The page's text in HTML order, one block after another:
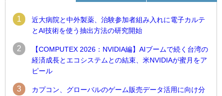
1
近大病院と中外製薬、治験参加者組み入れに電子カルテ
とAI技術を使う抽出方法の研究開始
2
【COMPUTEX 2026：NVIDIA編】AIブームで続く台湾の
経済成長とエコシステムとの結束、米NVIDIAが蜜月をア
ピール
3
カプコン、グローバルのゲーム販売データ活用に向け分